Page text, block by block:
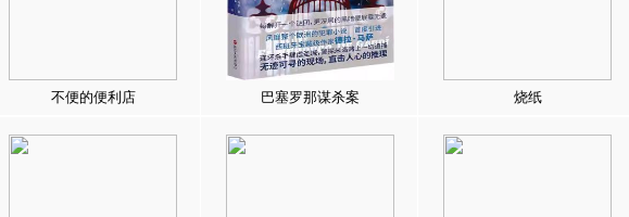
不便的便利店 巴塞罗那谋杀案 烧纸